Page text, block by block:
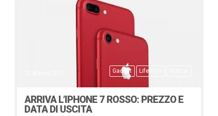
Gadget Lifestyle
ARRIVA L’IPHONE 7 ROSSO: PREZZO E
DATA DI USCITA